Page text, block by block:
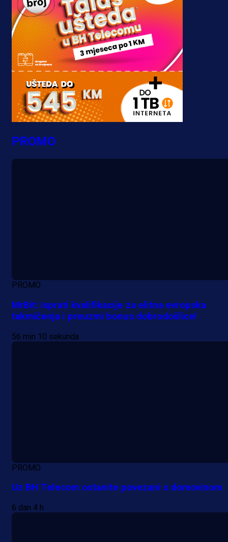
PROMO
PROMO
MrBit: Isprati kvalifikacije za elitna evropska
takmičenja i preuzmi bonus dobrodošlice!
56 min 10 sekunda
PROMO
Uz BH Telecom ostanite povezani s domovinom
6 dan 4 h